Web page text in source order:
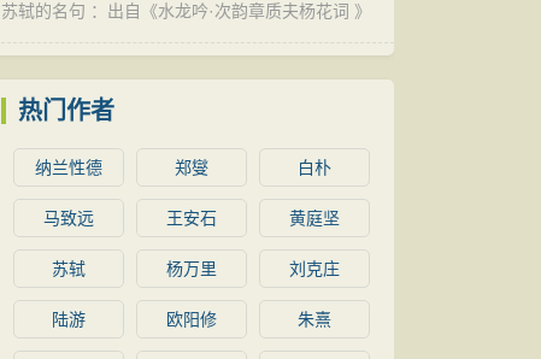
苏轼的名句 ：出自《水龙吟·次韵章质夫杨花词 》
热门作者
纳兰性德 郑燮 白朴
马致远 王安石 黄庭坚
苏轼 杨万里 刘克庄
陆游 欧阳修 朱熹